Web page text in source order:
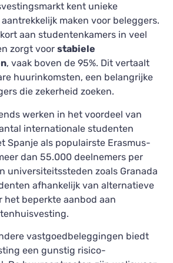
kent unieke
maken voor beleggers.
aan studentenkamers in veel
zorgt voorstabiele
, vaak boven de 95%. Dit vertaalt
huurinkomsten, een belangrijke
die zekerheid zoeken.
werken in het voordeel van
internationale studenten
Spanje als populairste Erasmus-
dan 55.000 deelnemers per
universiteitssteden zoals Granada
afhankelijk van alternatieve
het beperkte aanbod aan
vastgoedbeleggingen biedt
een gunstig risico-